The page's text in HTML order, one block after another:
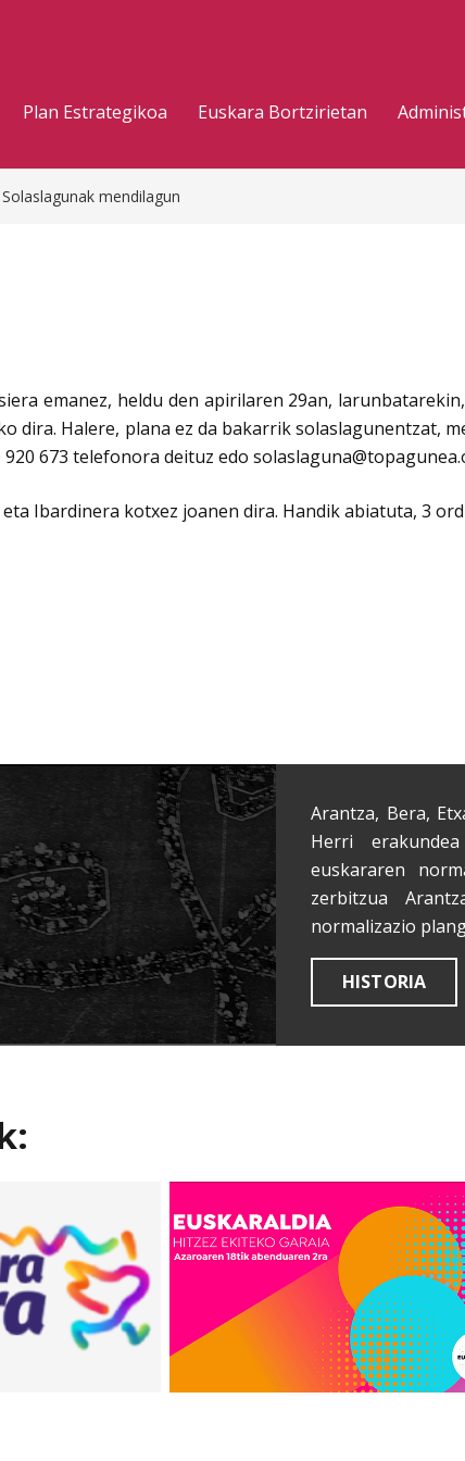
Plan Estrategikoa Euskara Bortzirietan
Solaslagunak mendilagun
emanez, heldu den apirilaren 29an,
dira. Halere, plana ez da bakarrik solaslagunentzat,
673 telefonora deituz edo
Ibardinera kotxez joanen dira. Handik abiatuta, 3
Arantza, Bera,
Herri
euskararen
zerbitzua
normalizazio
HISTORIA